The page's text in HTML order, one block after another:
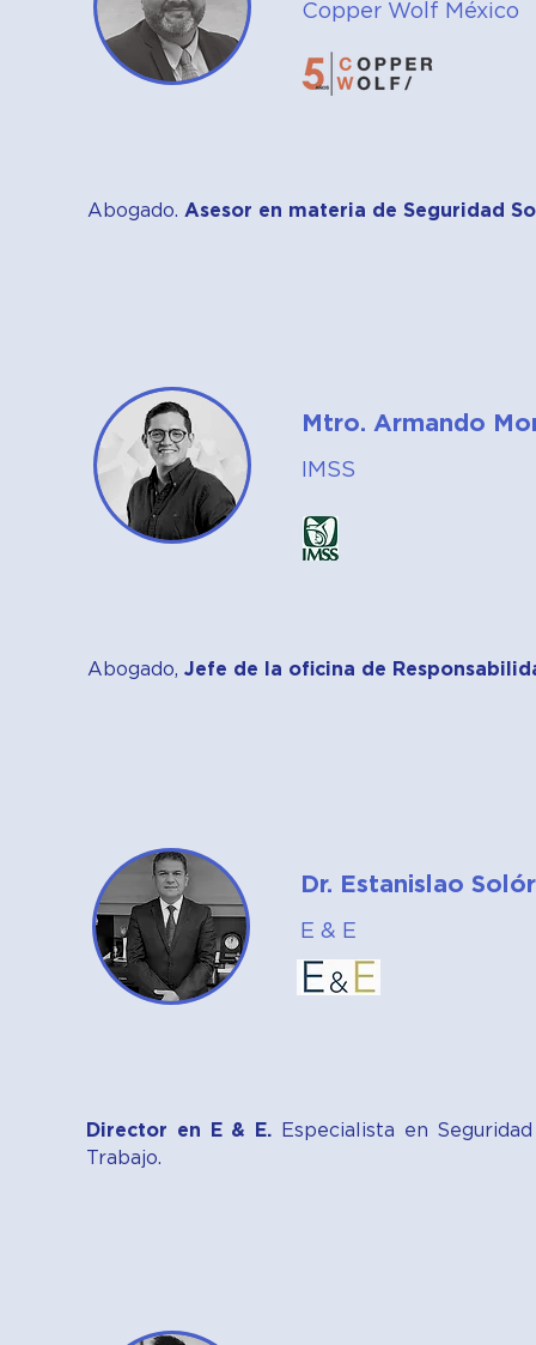
Copper Wolf México
Abogado. Asesor en materia de Seguridad
Mtro. Armando
IMSS
Abogado, Jefe de la oficina de
Dr. Estanislao
E & E
Director en E & E. Especialista en
Trabajo.